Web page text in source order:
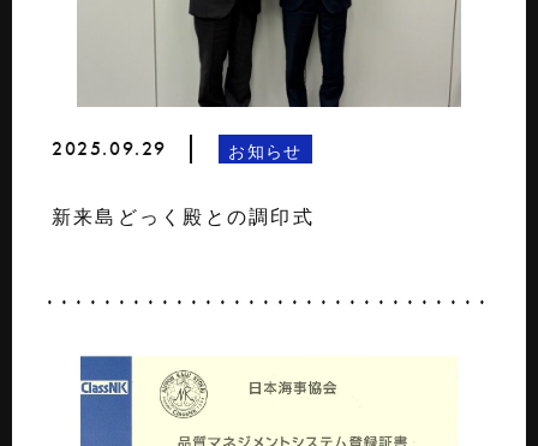
2025.09.29 お知らせ
新来島どっく殿との調印式